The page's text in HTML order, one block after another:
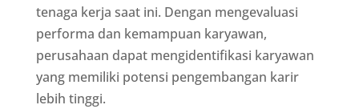
tenaga kerja saat ini. Dengan mengevaluasi
performa dan kemampuan karyawan,
perusahaan dapat mengidentifikasi karyawan
yang memiliki potensi pengembangan karir
lebih tinggi.